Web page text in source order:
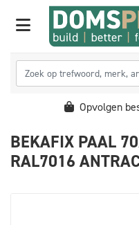
Opvolgen
BEKAFIX PAAL
RAL7016